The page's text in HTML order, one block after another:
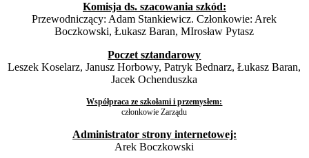
Komisja ds. szacowania szkód:
Przewodniczący: Adam Stankiewicz. Członkowie: Arek
Boczkowski, Łukasz Baran, MIrosław Pytasz
Poczet sztandarowy
Leszek Koselarz, Janusz Horbowy, Patryk Bednarz, Łukasz Baran,
Jacek Ochenduszka
Współpraca ze szkołami i przemysłem:
członkowie Zarządu
Administrator strony internetowej:
Arek Boczkowski